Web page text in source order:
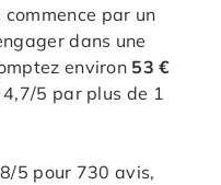
par un
dans une
environ 53 €
5 par plus de 1
5 pour 730 avis,